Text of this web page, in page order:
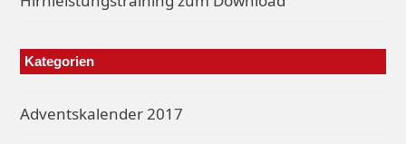
Kategorien
Adventskalender 2017